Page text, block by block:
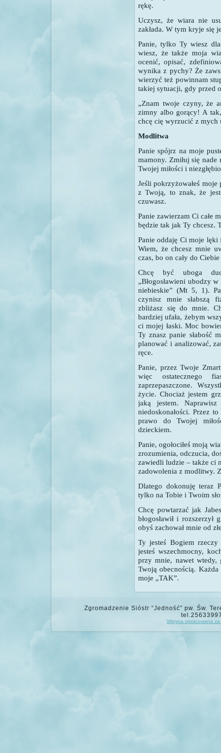
rękę.
Uczysz, że wiara nie
zakłada. W tym kryje się
Panie, tylko Ty wiesz
wiesz, że także moja
ocenić, opisać,
wynika z pychy? Że
wierzyć też powinnam
takiej sytuacji, gdy przed
„Znam twoje czyny, że
zimny albo gorący! A
chcę cię wyrzucić z mych
Modlitwa
Panie spójrz na moje
mamony. Zmiłuj się
Twojej miłości i
Jeśli pokrzyżowałeś
z Twoją, to znak, że
czuwasz.
Panie zawierzam Ci całe
będzie tak jak Ty chcesz.
Panie oddaję Ci moje lęki
Wiem, że chcesz mnie
czas, bo on cały do
Chcę być uboga
„Błogosławieni ubodzy
niebieskie” (Mt 5, 1).
czynisz mnie słabszą
zbliżasz się do mnie.
bardziej ufała, żebym
ci mojej łaski. Moc
Ty znasz panie słabość
planować i analizować,
ręce.
Panie, przez Twoje
więc ostatecznego
zaprzepaszczone.
życie. Chociaż jestem
jaką jestem.
niedoskonałości. Przez
prawo do Twojej
dzieckiem.
Panie, ogołociłeś moją
zrozumienia, odczucia,
zawiedli ludzie – także ci
zadowolenia z modlitwy.
Dlatego dokonuję teraz
tylko na Tobie i Twoim
Chcę powtarzać jak
błogosławił i
obyś zachował mnie od
Ty jesteś Bogiem
jesteś wszechmocny,
przy mnie, nawet wtedy,
Twoją obecnością.
moje „TAK”.
Zgromadzenie Sióstr “Jedność” pw. Św.
Witryna opracowana